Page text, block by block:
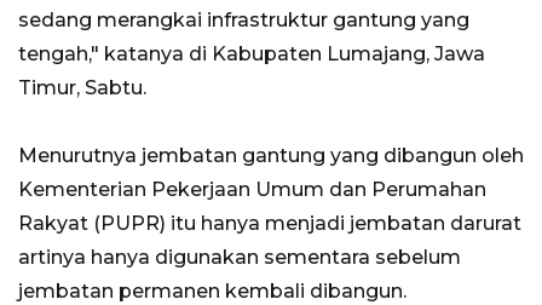
sedang merangkai infrastruktur gantung yang
tengah," katanya di Kabupaten Lumajang, Jawa
Timur, Sabtu.
Menurutnya jembatan gantung yang dibangun oleh
Kementerian Pekerjaan Umum dan Perumahan
Rakyat (PUPR) itu hanya menjadi jembatan darurat
artinya hanya digunakan sementara sebelum
jembatan permanen kembali dibangun.